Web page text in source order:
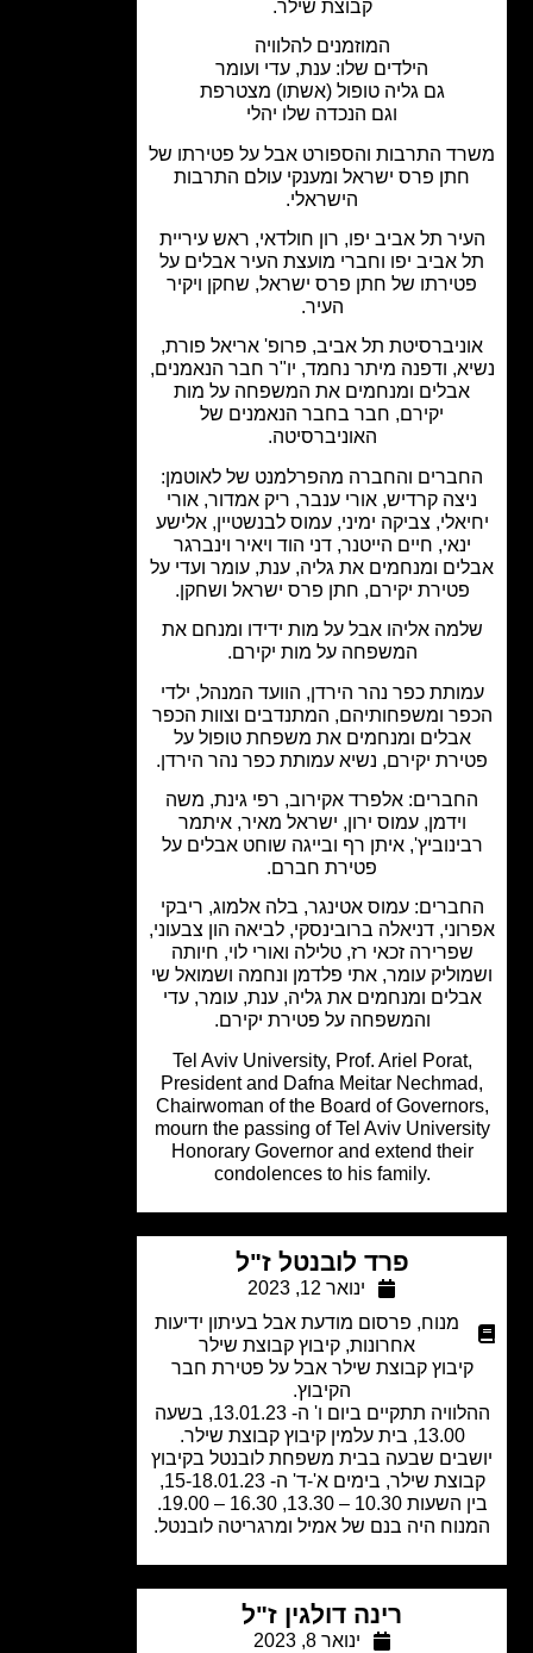
קבוצת שילר.
המוזמנים להלוויה
הילדים שלו: ענת, עדי ועומר
גם גליה טופול (אשתו) מצטרפת
וגם הנכדה שלו יהלי
התרבות והספורט אבל על פטירתו של
חתן פרס ישראל ומענקי עולם התרבות
הישראלי.
תל אביב יפו, רון חולדאי, ראש עיריית
אביב יפו וחברי מועצת העיר אבלים על
של חתן פרס ישראל, שחקן ויקיר
תל אביב, פרופ' אריאל פורת,
ודפנה מיתר נחמד, יו"ר חבר הנאמנים,
אבלים ומנחמים את המשפחה על מות
יקירם, חבר בחבר הנאמנים של
האוניברסיטה.
והחברה מהפרלמנט של לאוטמן:
קרדיש, אורי ענבר, ריק אמדור, אורי
צביקה ימיני, עמוס לבנשטיין, אלישע
ינאי, חיים הייטנר, דני הוד ויאיר וינברגר
ומנחמים את גליה, ענת, עומר ועדי על
פטירת יקירם, חתן פרס ישראל ושחקן.
אליהו אבל על מות ידידו ומנחם את
המשפחה על מות יקירם.
כפר נהר הירדן, הוועד המנהל, ילדי
ומשפחותיהם, המתנדבים וצוות הכפר
אבלים ומנחמים את משפחת טופול על
יקירם, נשיא עמותת כפר נהר הירדן.
אלפרד אקירוב, רפי גינת, משה
וידמן, עמוס ירון, ישראל מאיר, איתמר
איתן רף ובייגה שוחט אבלים על
פטירת חברם.
עמוס אטינגר, בלה אלמוג, ריבקי
דניאלה ברובינסקי, לביאה הון צבעוני,
זכאי רז, טלילה ואורי לוי, חיותה
עומר, אתי פלדמן ונחמה ושמואל שי
ומנחמים את גליה, ענת, עומר, עדי
והמשפחה על פטירת יקירם.
Tel Aviv University, Prof. Ariel Porat,
President and Dafna Meitar
Chairwoman of the Board of
mourn the passing of Tel Aviv
Honorary Governor and extend
condolences to his family.
פרד לובנטל ז"ל
ינואר 12, 2023
מנוח,
פרסום מודעת אבל בעיתון ידיעות
אחרונות,קיבוץ קבוצת שילר
קבוצת שילר אבל על פטירת חבר
ההלוויה תתקיים ביום ו' ה- 13.01.23, בשעה
שבעה בבית משפחת לובנטל בקיבוץ
קבוצת שילר, בימים א'-ד' ה- 15-18.01.23,
10.30 – 13.30, 16.30 – 19.00.
היה בנם של אמיל ומרגריטה לובנטל.
רינה דולגין ז"ל
ינואר 8, 2023